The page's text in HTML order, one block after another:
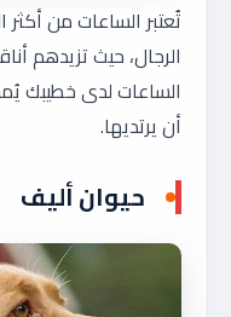
تُعتبر الساعات من
الرجال، حيث تزيدهم
الساعات لدى خطيبك
أن يرتديها.
حيوان أليف